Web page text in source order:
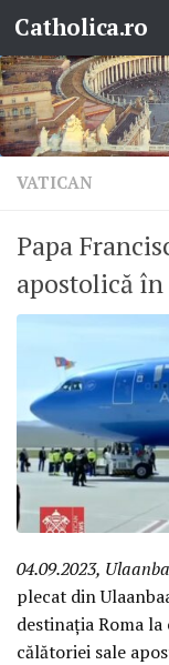
Skip to content
Catholica.ro
VATICAN
Papa
apostolică
04.09.2023,
plecat din
destinația Roma
călătoriei sale